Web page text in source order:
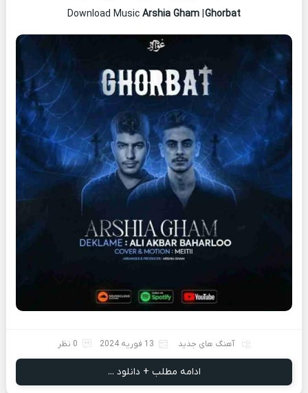
Download Music
Arshia Gham| Ghorbat
آهنگ های جدید 13 فوریه 2024 0 نظر
ادامه مطلب + دانلود ...